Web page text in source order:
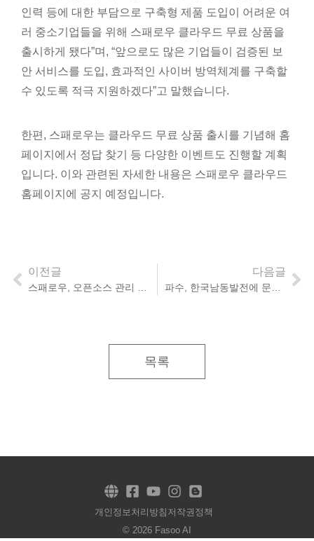
인력 등에 대한 부담으로 구축형 제품 도입이 어려운 여
러 중소기업들을 위해 스패로우 클라우드 무료 상품을
출시하게 됐다”며, “앞으로도 많은 기업들이 검증된 보
안 서비스를 도입, 효과적인 사이버 방역체계를 구축할
수 있도록 적극 지원하겠다”고 말했습니다.
한편, 스패로우는 클라우드 무료 상품 출시를 기념해 홈
페이지에서 정답 찾기 등 다양한 이벤트도 진행할 계획
입니다. 이와 관련된 자세한 내용은 스패로우 클라우드
홈페이지에 공지 예정입니다.
이전글
스패로우, 오픈소스 관리 솔루션 GS인증 1등급 획득
다음글
파수, 한국남동발전에 문서 보안 솔루션 공급
목록
개인정보처리방침 저작권정책
© 2026 Fasoo AI